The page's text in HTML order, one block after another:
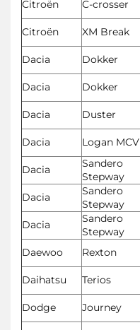
Citroën
C-crosser
Citroën
XM Break
Dacia
Dokker
Dacia
Dokker
Dacia
Duster
Dacia
Logan MCV
Dacia
Sandero
Stepway
Dacia
Sandero
Stepway
Dacia
Sandero
Stepway
Daewoo
Rexton
Daihatsu
Terios
Dodge
Journey